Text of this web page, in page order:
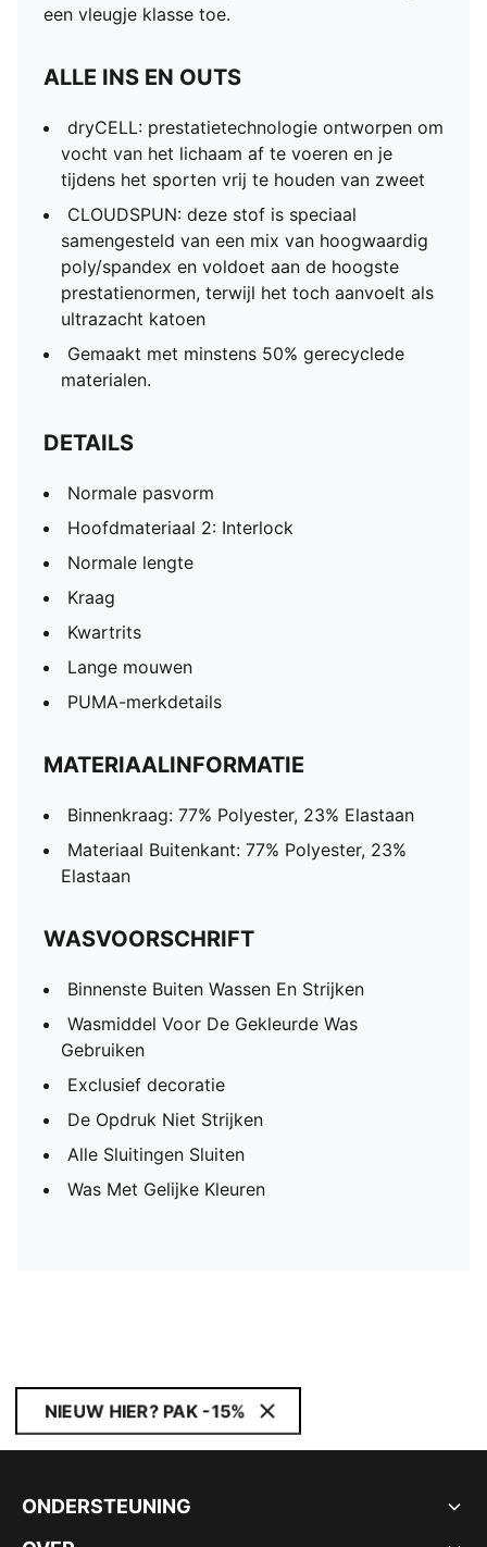
een vleugje klasse toe.
ALLE INS EN OUTS
dryCELL: prestatietechnologie ontworpen om
vocht van het lichaam af te voeren en je
tijdens het sporten vrij te houden van zweet
CLOUDSPUN: deze stof is speciaal
samengesteld van een mix van hoogwaardig
poly/spandex en voldoet aan de hoogste
prestatienormen, terwijl het toch aanvoelt als
ultrazacht katoen
Gemaakt met minstens 50% gerecyclede
materialen.
DETAILS
Normale pasvorm
Hoofdmateriaal 2: Interlock
Normale lengte
Kraag
Kwartrits
Lange mouwen
PUMA-merkdetails
MATERIAALINFORMATIE
Binnenkraag: 77% Polyester, 23% Elastaan
Materiaal Buitenkant: 77% Polyester, 23%
Elastaan
WASVOORSCHRIFT
Binnenste Buiten Wassen En Strijken
Wasmiddel Voor De Gekleurde Was
Gebruiken
Exclusief decoratie
De Opdruk Niet Strijken
Alle Sluitingen Sluiten
Was Met Gelijke Kleuren
NIEUW HIER? PAK -15%
ONDERSTEUNING